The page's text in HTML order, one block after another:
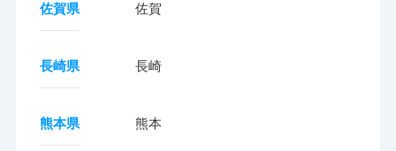
佐賀県 佐賀
長崎県 長崎
熊本県 熊本